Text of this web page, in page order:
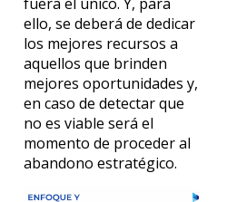
ello, se deberá de dedicar
los mejores recursos a
aquellos que brinden
mejores oportunidades y,
en caso de detectar que
no es viable será el
momento de proceder al
abandono estratégico.